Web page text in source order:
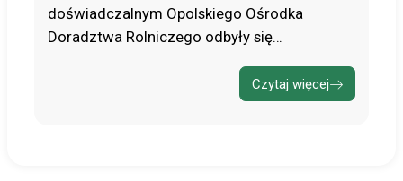
doświadczalnym Opolskiego Ośrodka
Doradztwa Rolniczego odbyły się…
Czytaj więcej